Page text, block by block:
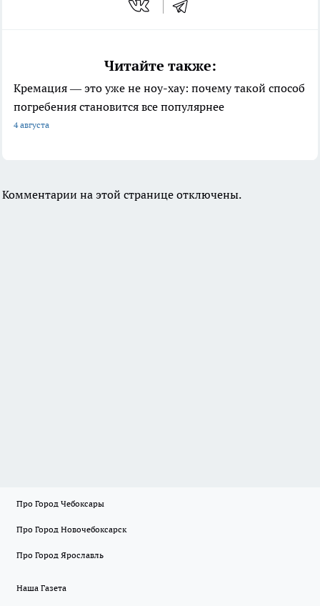
Читайте также:
Кремация — это уже не ноу-хау: почему такой способ
погребения становится все популярнее
4 августа
Комментарии на этой странице отключены.
Про Город Чебоксары
Про Город Новочебоксарск
Про Город Ярославль
Наша Газета